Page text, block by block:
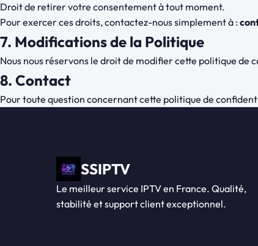
Droit de retirer votre consentement à tout moment.
Pour exercer ces droits, contactez-nous simplement à :
7. Modifications de la Politique
Nous nous réservons le droit de modifier cette politique de
8. Contact
Pour toute question concernant cette politique de
SSIPTV
Le meilleur service IPTV en France. Qualité,
stabilité et support client exceptionnel.